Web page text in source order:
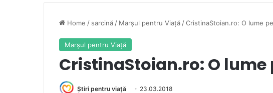
Home / sarcină / Marşul pentru Viaţă /CristinaStoian.ro: O lume
Marşul pentru Viaţă
CristinaStoian.ro: O
Știri pentru viață 23.03.2018